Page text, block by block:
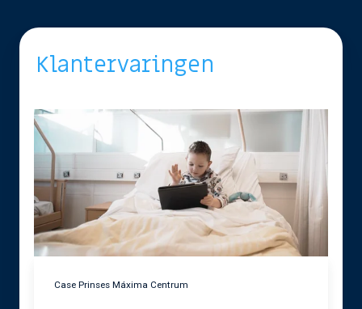
Klantervaringen
Case Prinses Máxima Centrum